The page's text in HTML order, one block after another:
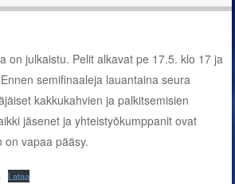
on julkaistu. Pelit alkavat pe 17.5. klo 17 ja
semifinaaleja lauantaina seura
kakkukahvien ja palkitsemisien
jäsenet ja yhteistyökumppanit ovat
on vapaa pääsy.
Lataa